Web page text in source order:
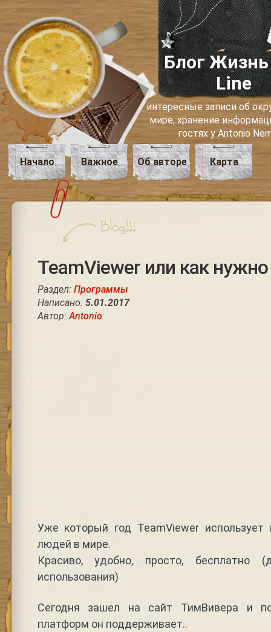
Блог Жизнь
Line
интересные записи об
мире, хранение
гостях у Antonio
Начало Важное Об авторе Карта
TeamViewer или как
Раздел: Программы
Написано: 5.01.2017
Автор:Antonio
Уже который год TeamViewer
людей в мире.
Красиво, удобно, просто, бесплатно
использования)
Сегодня зашел на сайт ТимВивера и
платформ он поддерживает..